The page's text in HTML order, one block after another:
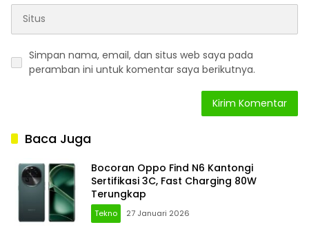
Simpan nama, email, dan situs web saya pada
peramban ini untuk komentar saya berikutnya.
Baca Juga
Bocoran Oppo Find N6 Kantongi
Sertifikasi 3C, Fast Charging 80W
Terungkap
Tekno 27 Januari 2026